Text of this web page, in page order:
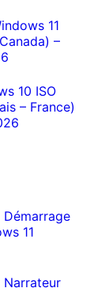
11
–
10 ISO
– France)
Démarrage
11
Narrateur